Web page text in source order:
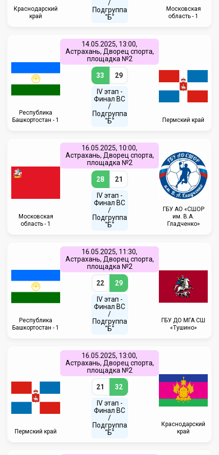
Краснодарский
край
/
Подгруппа
"Б"
Московская
область - 1
Республика
Башкортостан - 1
14.05.2025, 13:00,
Астрахань, Дворец спорта,
площадка №2
33 29
IV этап -
Финал ВС
/
Подгруппа
"Б"
Пермский край
Московская
область - 1
16.05.2025, 10:00,
Астрахань, Дворец спорта,
площадка №2
28 21
IV этап -
Финал ВС
/
Подгруппа
"Б"
ГБУ АО «СШОР
им. В.А.
Гладченко»
Республика
Башкортостан - 1
16.05.2025, 11:30,
Астрахань, Дворец спорта,
площадка №2
22 29
IV этап -
Финал ВС
/
Подгруппа
"Б"
ГБУ ДО МГА СШ
«Тушино»
Пермский край
16.05.2025, 13:00,
Астрахань, Дворец спорта,
площадка №2
21 32
IV этап -
Финал ВС
/
Подгруппа
"Б"
Краснодарский
край